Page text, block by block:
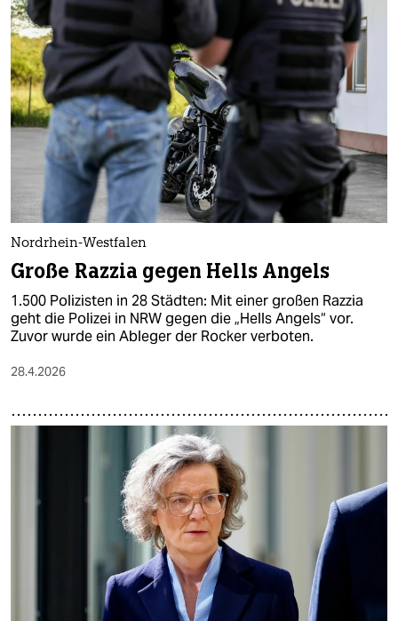
Nordrhein-Westfalen
Große Razzia gegen Hells Angels
1.500 Polizisten in 28 Städten: Mit einer großen Razzia
geht die Polizei in NRW gegen die „Hells Angels“ vor.
Zuvor wurde ein Ableger der Rocker verboten.
28.4.2026